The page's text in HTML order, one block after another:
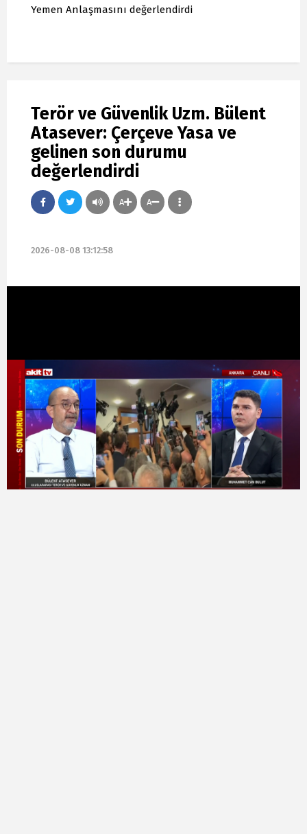
Yemen Anlaşmasını değerlendirdi
Terör ve Güvenlik Uzm. Bülent
Atasever: Çerçeve Yasa ve
gelinen son durumu
değerlendirdi
A A
2026-08-08 13:12:58